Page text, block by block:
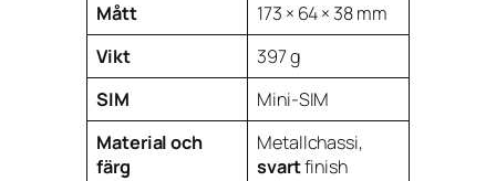
Mått
173 × 64 × 38 mm
Vikt
397 g
SIM
Mini-SIM
Material och
färg
Metallchassi,
svartfinish